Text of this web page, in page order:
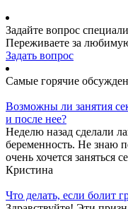
Задайте вопрос
Переживаете за
Задать вопрос
Самые горячие
Возможны ли занятия
и после нее?
Неделю назад сделали
беременность. Не знаю
очень хочется заняться
Кристина
Что делать, если болит